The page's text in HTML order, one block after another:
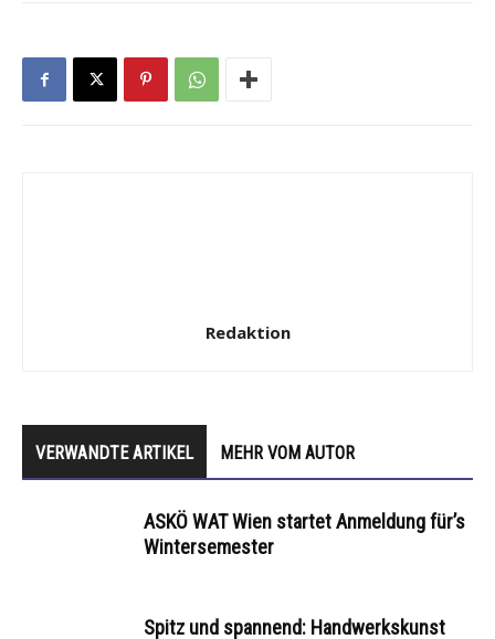
Redaktion
VERWANDTE ARTIKEL MEHR VOM AUTOR
ASKÖ WAT Wien startet Anmeldung für’s
Wintersemester
Spitz und spannend: Handwerkskunst